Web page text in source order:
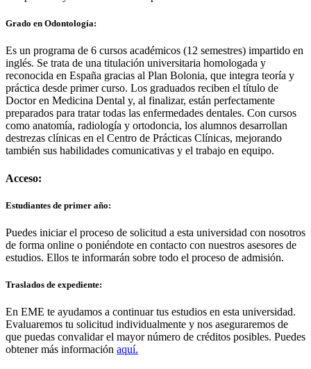
Grado en Odontología:
Es un programa de 6 cursos académicos (12 semestres) impartido en
inglés. Se trata de una titulación universitaria homologada y
reconocida en España gracias al Plan Bolonia, que integra teoría y
práctica desde primer curso. Los graduados reciben el título de
Doctor en Medicina Dental y, al finalizar, están perfectamente
preparados para tratar todas las enfermedades dentales. Con cursos
como anatomía, radiología y ortodoncia, los alumnos desarrollan
destrezas clínicas en el Centro de Prácticas Clínicas, mejorando
también sus habilidades comunicativas y el trabajo en equipo.
Acceso:
Estudiantes de primer año:
Puedes iniciar el proceso de solicitud a esta universidad con nosotros
de forma online o poniéndote en contacto con nuestros asesores de
estudios. Ellos te informarán sobre todo el proceso de admisión.
Traslados de expediente:
En EME te ayudamos a continuar tus estudios en esta universidad.
Evaluaremos tu solicitud individualmente y nos aseguraremos de
que puedas convalidar el mayor número de créditos posibles. Puedes
obtener más información aquí.